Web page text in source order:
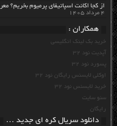
از کجا اکانت اسپاتیفای پرمیوم بخریم؟ معرفی ۴ فروشگاه معتبر
۴ مرداد ۱۴۰۵
همکاران :
خرید بک لینک انگلیسی
آپدیت نود 32
پسورد نود 32
اوکلی لایسنس رایگان نود 32
خرید لایسنس نود 32
سئو سایت
رایگان
دانلود سریال کره ای جدید …